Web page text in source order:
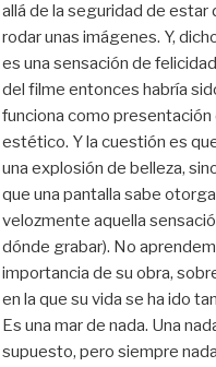
allá de la seguridad de
rodar unas imágenes. Y,
es una sensación de
del filme entonces habría
funciona como
estético. Y la cuestión es
una explosión de belleza,
que una pantalla sabe
velozmente aquella
dónde grabar). No
importancia de su obra,
en la que su vida se ha ido
Es una mar de nada. Una
supuesto, pero siempre